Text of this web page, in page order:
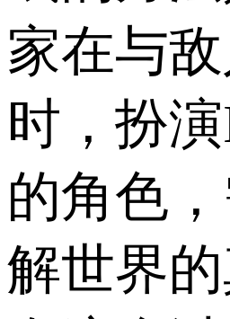
家在与
时，扮
的角色
解世界的